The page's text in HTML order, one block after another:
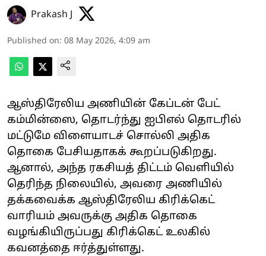
Prakash J
Published on: 08 May 2026, 4:09 am
ஆஸ்திரேலிய அணியின் கேப்டன் பேட்
கம்மின்ஸை, தொடர்ந்து ஐபிஎல் தொடரில்
மட்டுமே விளையாடச் சொல்லி அதிக
தொகை பேசியதாகக் கூறப்படுகிறது.
ஆனால், அந்த ரகசியத் திட்டம் வெளியில்
தெரிந்த நிலையில், அவரை அணியில்
தக்கவைக்க ஆஸ்திரேலிய கிரிக்கெட்
வாரியம் அவருக்கு அதிக தொகை
வழங்கியிருப்பது கிரிக்கெட் உலகில்
கவனத்தை ஈர்த்துள்ளது.